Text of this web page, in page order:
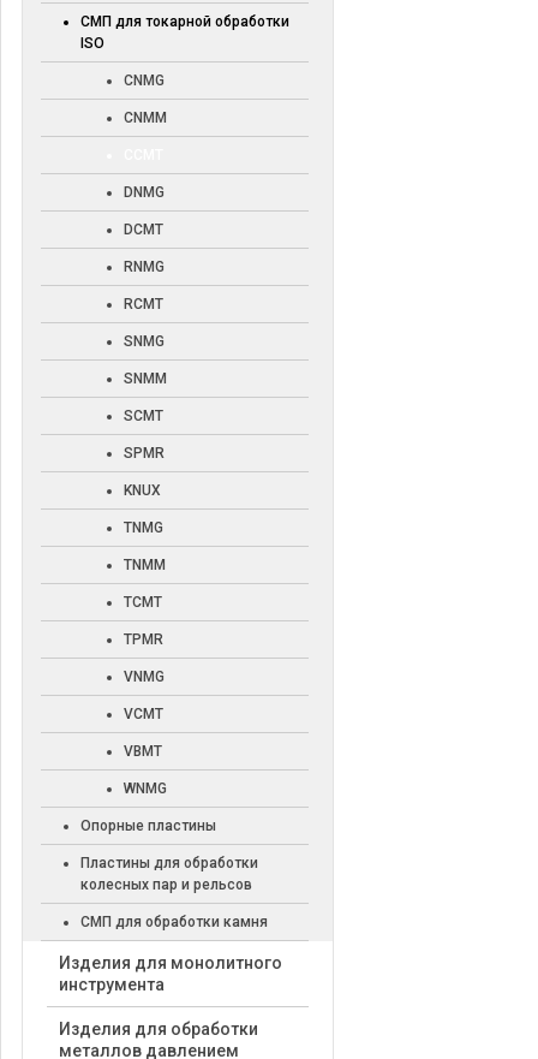
СМП для токарной обработки
ISO
CNMG
CNMM
DNMG
DCMT
RNMG
RCMT
SNMG
SNMM
SCMT
SPMR
KNUX
TNMG
TNMM
TCMT
TPMR
VNMG
VCMT
VBMT
WNMG
Опорные пластины
Пластины для обработки
колесных пар и рельсов
СМП для обработки камня
Изделия для монолитного
инструмента
Изделия для обработки
металлов давлением